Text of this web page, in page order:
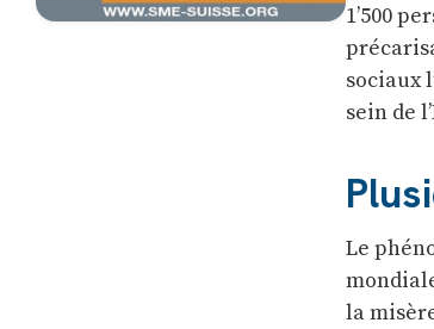
1’500
sociaux
sein de
Le
la